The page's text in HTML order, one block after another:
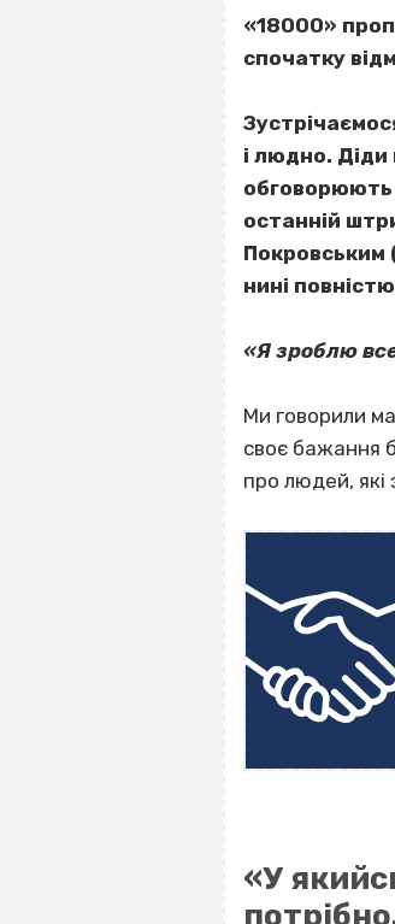
«18000»
спочатку
і людно. Діди
обговорюють
останній
Покровським
нині
«Я зроблю
Ми говорили
своє бажання
про людей, які
«У